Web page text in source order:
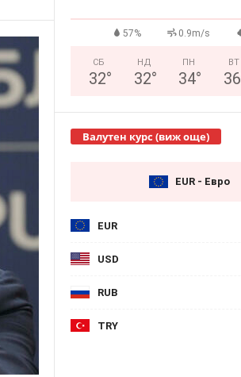
57% 0.9m/s
СБ
32°
НД
32°
ПН
34°
ВТ
36
Валутен курс (виж още)
EUR - Евро
EUR
USD
RUB
TRY